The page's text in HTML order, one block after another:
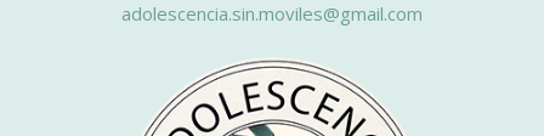
adolescencia.sin.moviles@gmail.com